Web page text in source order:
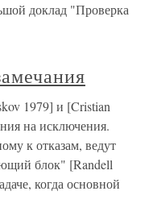
доклад "Проверка
1979] и [Cristian
на исключения.
к отказам, ведут
блок" [Randell
когда основной